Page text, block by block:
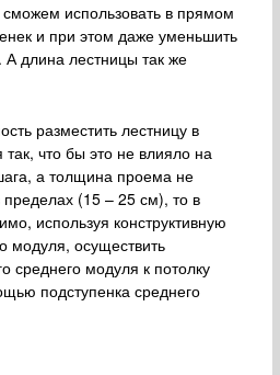
использовать в прямом
и при этом даже уменьшить
длина лестницы так же
разместить лестницу в
что бы это не влияло на
а толщина проема не
пределах (15 – 25 см), то в
используя конструктивную
модуля, осуществить
среднего модуля к потолку
подступенка среднего